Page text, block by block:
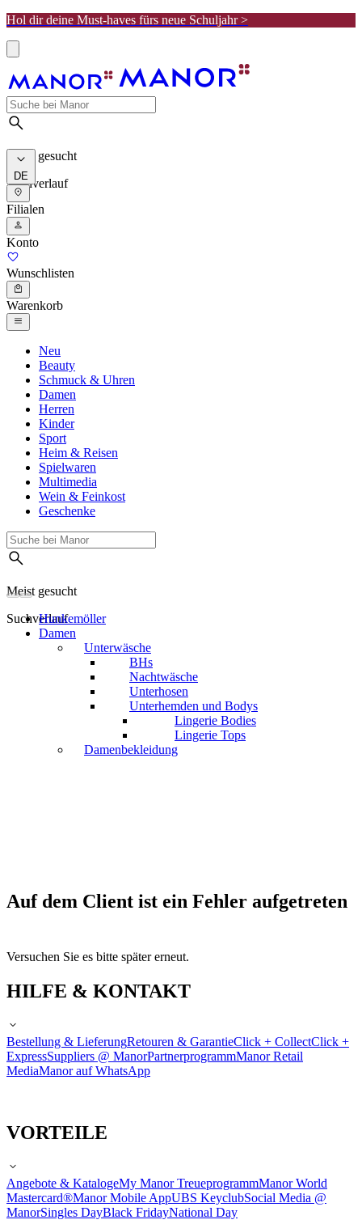
Hol dir deine Must-haves fürs neue Schuljahr >
Meist gesucht
Suchverlauf
DE
Filialen
Konto
Wunschlisten
Warenkorb
Neu
Beauty
Schmuck & Uhren
Damen
Herren
Kinder
Sport
Heim & Reisen
Spielwaren
Multimedia
Wein & Feinkost
Geschenke
Meist gesucht
SuchverlaufHunkemöller
Damen
Unterwäsche
BHs
Nachtwäsche
Unterhosen
Unterhemden und Bodys
Lingerie Bodies
Lingerie Tops
Damenbekleidung
Auf dem Client ist ein Fehler aufgetreten
Versuchen Sie es bitte später erneut.
HILFE & KONTAKT
Bestellung & LieferungRetouren & GarantieClick + CollectClick +
ExpressSuppliers @ ManorPartnerprogrammManor Retail
MediaManor auf WhatsApp
VORTEILE
Angebote & KatalogeMy Manor TreueprogrammManor World
Mastercard®Manor Mobile AppUBS KeyclubSocial Media @
ManorSingles DayBlack FridayNational Day